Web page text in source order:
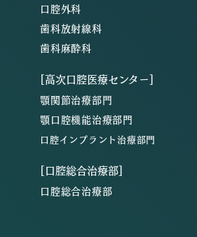
口腔外科
歯科放射線科
歯科麻酔科
[高次口腔医療センター]
顎関節治療部門
顎口腔機能治療部門
口腔インプラント治療部門
[口腔総合治療部]
口腔総合治療部